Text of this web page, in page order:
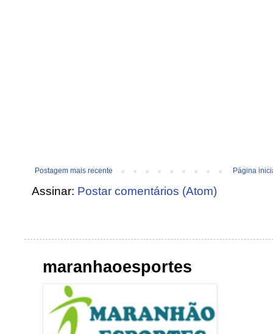
Postagem mais recente Página
Assinar: Postar comentários (Atom)
maranhaoesportes